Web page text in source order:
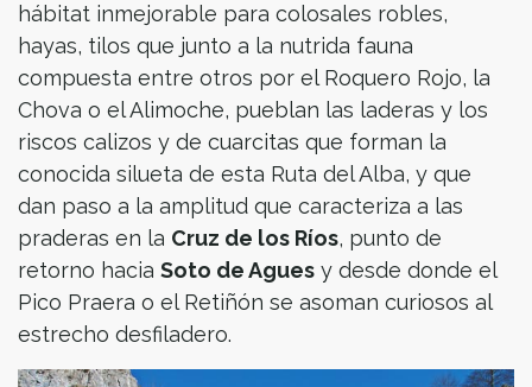
hábitat inmejorable para colosales robles,
hayas, tilos que junto a la nutrida fauna
compuesta entre otros por el Roquero Rojo, la
Chova o el Alimoche, pueblan las laderas y los
riscos calizos y de cuarcitas que forman la
conocida silueta de esta Ruta del Alba, y que
dan paso a la amplitud que caracteriza a las
praderas en la Cruz de los Ríos, punto de
retorno hacia Soto de Agues y desde donde el
Pico Praera o el Retiñón se asoman curiosos al
estrecho desfiladero.